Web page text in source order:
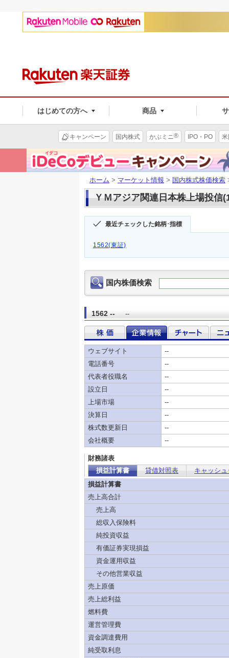
はじめての方へ 商品
キャンペーン 国内株式 かぶミニ® IPO・PO
ホーム > マーケット情報 > 国内株式株価検索
ＹＭアジア関連日本株上場投信
最近チェックした銘柄･指標
1562(東証)